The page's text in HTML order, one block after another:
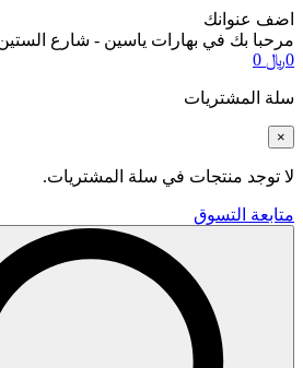
اضف عنوانك
مرحبا بك في بهارات ياسين - شارع
0﷼ 0
سلة المشتريات
×
لا توجد منتجات في سلة المشتريات.
متابعة التسوق